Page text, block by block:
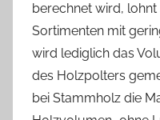
berechnet wird,
Sortimenten mit
wird lediglich das
des Holzpolters
bei Stammholz die